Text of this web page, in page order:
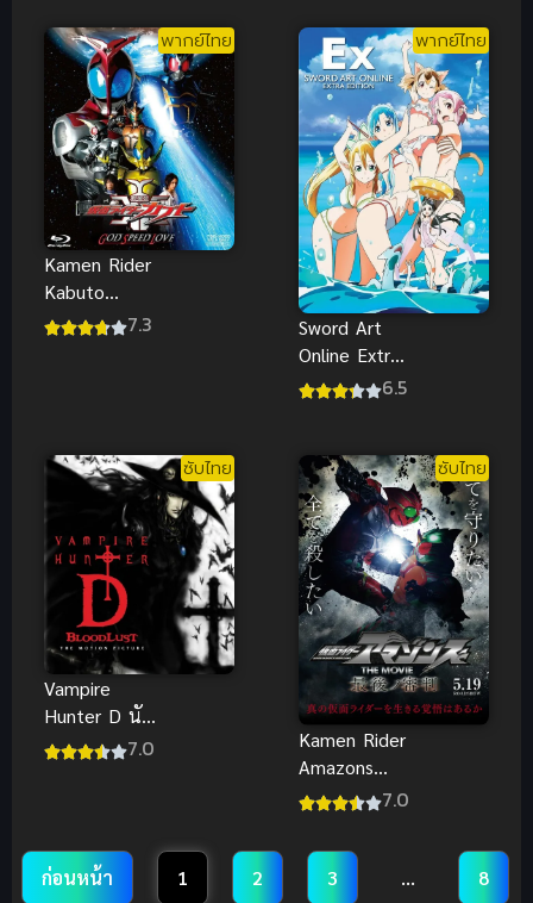
พากย์ไทย
Kamen Rider
Kabuto
Movie พากย์
7.3
พากย์ไทย
Sword Art
Online Extra
Edition ซอร์ด
ชั่น พากย์ไทย
6.5
ซับไทย
Vampire
Hunter D นัก
ล่าพันธุ์
7.0
ซับไทย
Kamen Rider
Amazons
The Movie
Judgement
ซับไทย
7.0
ก่อนหน้า 1 2 3 … 8